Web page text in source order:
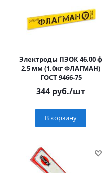
Электроды ПЭОК 46.00 ф
2,5 мм (1,0кг ФЛАГМАН)
ГОСТ 9466-75
344 руб./шт
В корзину